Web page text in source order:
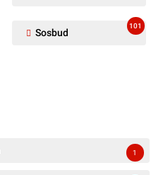
Sosbud
101
1